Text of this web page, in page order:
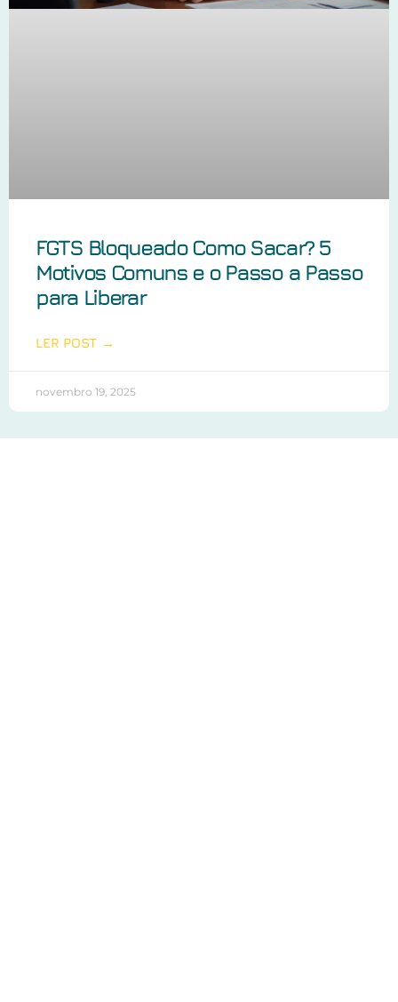
FGTS Bloqueado Como Sacar? 5
Motivos Comuns e o Passo a Passo
para Liberar
LER POST →
novembro 19, 2025